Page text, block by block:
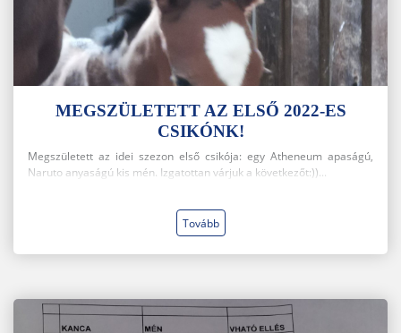
MEGSZÜLETETT AZ ELSŐ 2022-ES
CSIKÓNK!
Megszületett az idei szezon első csikója: egy Atheneum apaságú,
Naruto anyaságú kis mén. Izgatottan várjuk a következőt:))...
Tovább